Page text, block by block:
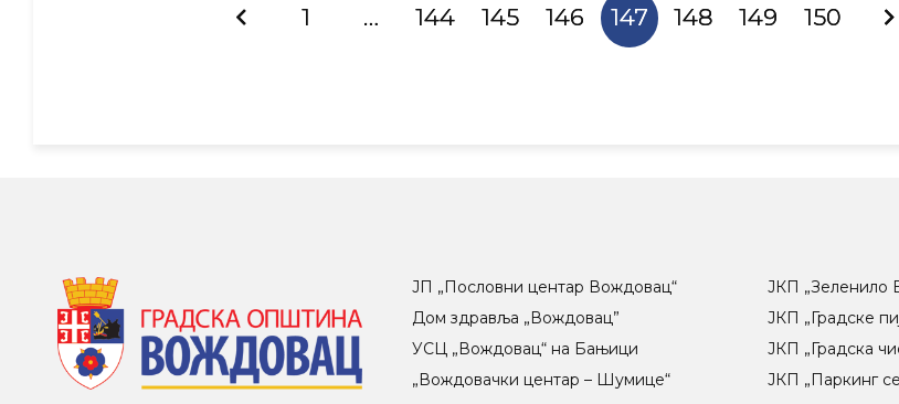
1 … 144 145 146 147 148 149 150
ЈП „Пословни центар Вождовац“
Дом здравља „Вождовац”
УСЦ „Вождовац“ на Бањици
„Вождовачки центар – Шумице“
ЈКП „Зеленило
ЈКП „Градске
ЈКП „Градска
ЈКП „Паркинг